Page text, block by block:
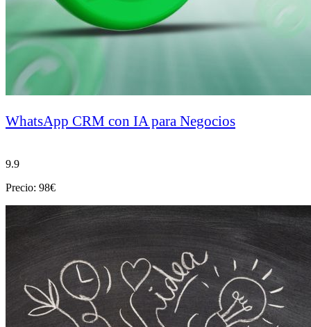
WhatsApp CRM con IA para Negocios
9.9
Precio: 98€